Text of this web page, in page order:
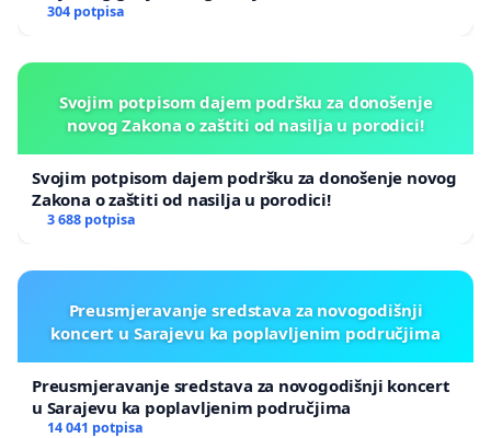
304 potpisa
Svojim potpisom dajem podršku za donošenje
novog Zakona o zaštiti od nasilja u porodici!
Svojim potpisom dajem podršku za donošenje novog
Zakona o zaštiti od nasilja u porodici!
3 688 potpisa
Preusmjeravanje sredstava za novogodišnji
koncert u Sarajevu ka poplavljenim područjima
Preusmjeravanje sredstava za novogodišnji koncert
u Sarajevu ka poplavljenim područjima
14 041 potpisa